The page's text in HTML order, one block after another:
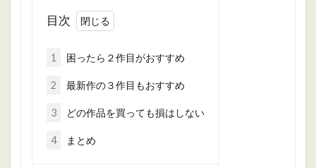
目次
1 困ったら２作目がおすすめ
2 最新作の３作目もおすすめ
3 どの作品を買っても損はしない
4 まとめ